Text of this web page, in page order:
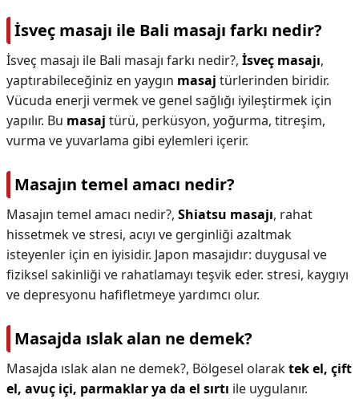
İsveç masajı ile Bali masajı farkı nedir?
İsveç masajı ile Bali masajı farkı nedir?, İsveç masajı,
yaptırabileceğiniz en yaygın masaj türlerinden biridir.
Vücuda enerji vermek ve genel sağlığı iyileştirmek için
yapılır. Bu masaj türü, perküsyon, yoğurma, titreşim,
vurma ve yuvarlama gibi eylemleri içerir.
Masajın temel amacı nedir?
Masajın temel amacı nedir?, Shiatsu masajı, rahat
hissetmek ve stresi, acıyı ve gerginliği azaltmak
isteyenler için en iyisidir. Japon masajıdır: duygusal ve
fiziksel sakinliği ve rahatlamayı teşvik eder. stresi, kaygıyı
ve depresyonu hafifletmeye yardımcı olur.
Masajda ıslak alan ne demek?
Masajda ıslak alan ne demek?, Bölgesel olaraktek el, çift
el, avuç içi, parmaklar ya da el sırtı ile uygulanır.